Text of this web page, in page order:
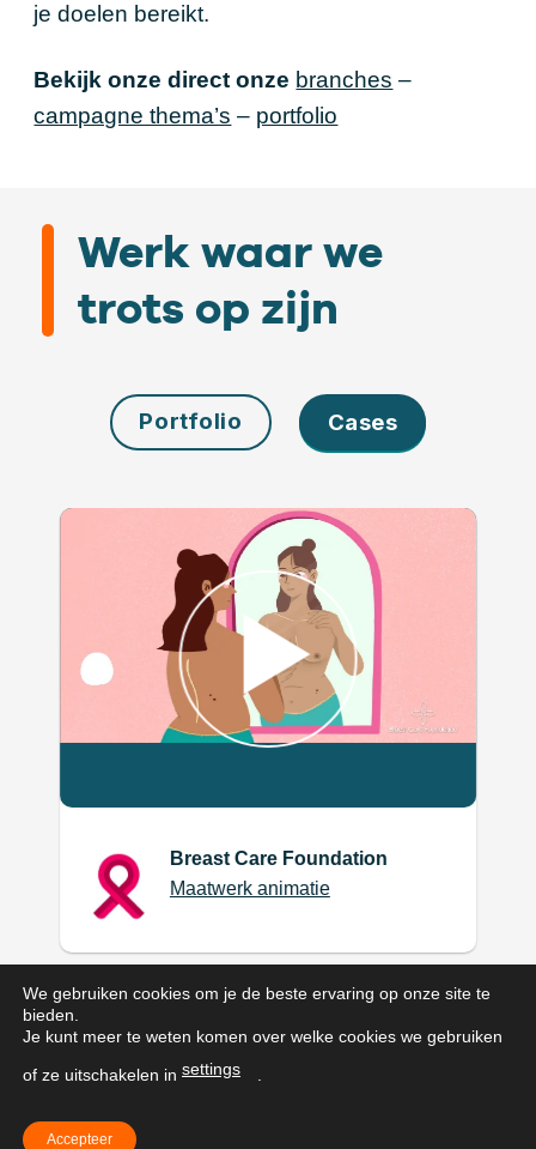
je doelen bereikt.
Bekijk onze direct onze branches –
campagne thema’s – portfolio
Werk waar we
trots op zijn
Portfolio Cases
Breast Care Foundation
Maatwerk animatie
We gebruiken cookies om je de beste ervaring op onze site te
bieden.
Je kunt meer te weten komen over welke cookies we gebruiken
of ze uitschakelen in settings .
Accepteer